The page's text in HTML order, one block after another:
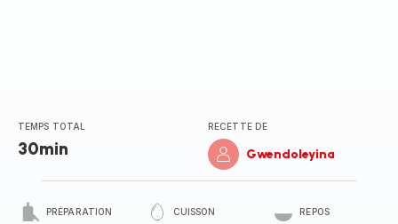
TEMPS TOTAL
30min
RECETTE DE
Gwendoleyina
PRÉPARATION CUISSON REPOS